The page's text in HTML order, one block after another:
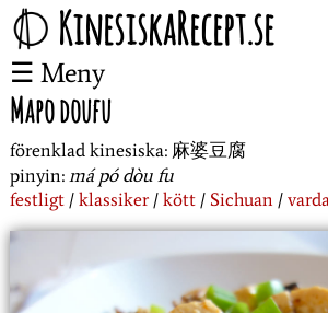
KinesiskaRecept.se
Meny
Mapo doufu
förenklad kinesiska: 麻婆豆腐
pinyin:má pó dòu fu
festligt
klassiker kött Sichuan